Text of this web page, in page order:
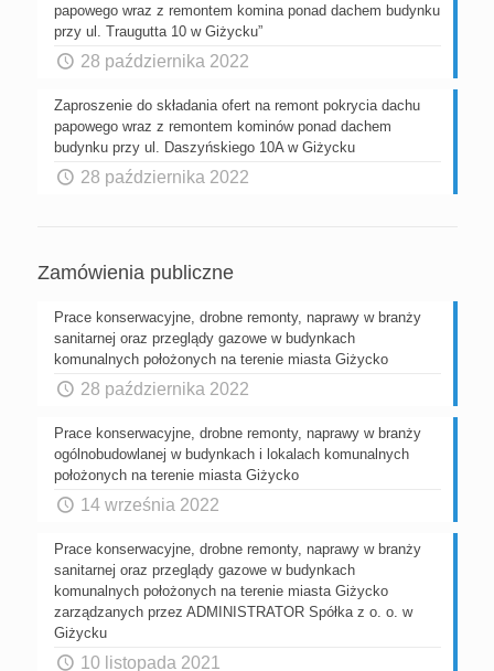
papowego wraz z remontem komina ponad dachem budynku
przy ul. Traugutta 10 w Giżycku”
28 października 2022
Zaproszenie do składania ofert na remont pokrycia dachu
papowego wraz z remontem kominów ponad dachem
budynku przy ul. Daszyńskiego 10A w Giżycku
28 października 2022
Zamówienia publiczne
Prace konserwacyjne, drobne remonty, naprawy w branży
sanitarnej oraz przeglądy gazowe w budynkach
komunalnych położonych na terenie miasta Giżycko
28 października 2022
Prace konserwacyjne, drobne remonty, naprawy w branży
ogólnobudowlanej w budynkach i lokalach komunalnych
położonych na terenie miasta Giżycko
14 września 2022
Prace konserwacyjne, drobne remonty, naprawy w branży
sanitarnej oraz przeglądy gazowe w budynkach
komunalnych położonych na terenie miasta Giżycko
zarządzanych przez ADMINISTRATOR Spółka z o. o. w
Giżycku
10 listopada 2021